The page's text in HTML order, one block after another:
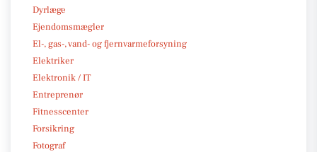
Dyrlæge
Ejendomsmægler
El-, gas-, vand- og fjernvarmeforsyning
Elektriker
Elektronik / IT
Entreprenør
Fitnesscenter
Forsikring
Fotograf